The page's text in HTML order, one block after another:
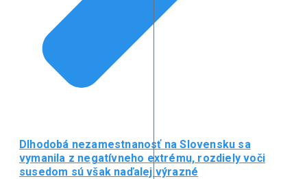
Dlhodobá nezamestnanosť na Slovensku sa
vymanila z negatívneho extrému, rozdiely voči
susedom sú však naďalej výrazné